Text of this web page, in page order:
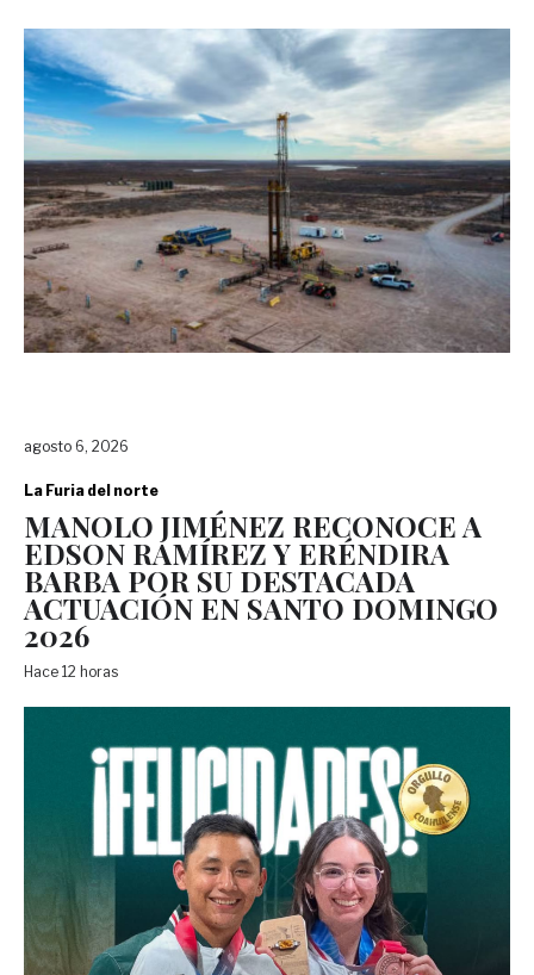
agosto 6, 2026
La Furia del norte
MANOLO JIMÉNEZ RECONOCE A
EDSON RAMÍREZ Y ERÉNDIRA
BARBA POR SU DESTACADA
ACTUACIÓN EN SANTO DOMINGO
2026
Hace 12 horas